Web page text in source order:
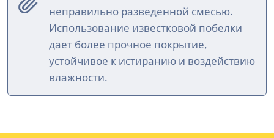
неправильно разведенной смесью.
Использование известковой побелки
дает более прочное покрытие,
устойчивое к истиранию и воздействию
влажности.